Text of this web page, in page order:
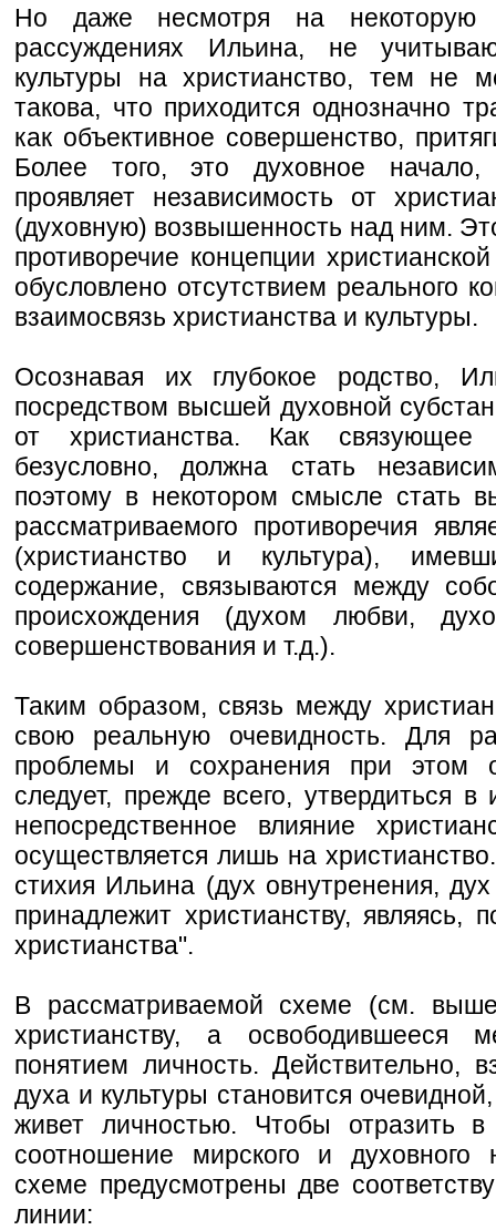
Но даже несмотря на некоторую
рассуждениях Ильина, не
культуры на христианство, тем не
такова, что приходится однозначно
как объективное совершенство,
Более того, это духовное
проявляет независимость от
(духовную) возвышенность над ним.
противоречие концепции
обусловлено отсутствием реального
взаимосвязь христианства и культуры.
Осознавая их глубокое родство,
посредством высшей духовной
от христианства. Как связующее
безусловно, должна стать
поэтому в некотором смысле стать
рассматриваемого противоречия
(христианство и культура),
содержание, связываются между
происхождения (духом любви,
совершенствования и т.д.).
Таким образом, связь между
свою реальную очевидность. Для
проблемы и сохранения при этом
следует, прежде всего, утвердиться
непосредственное влияние
осуществляется лишь на
стихия Ильина (дух овнутренения,
принадлежит христианству, являясь,
христианства".
В рассматриваемой схеме (см.
христианству, а освободившееся
понятием личность. Действительно,
духа и культуры становится
живет личностью. Чтобы отразить в
соотношение мирского и
схеме предусмотрены две
линии: